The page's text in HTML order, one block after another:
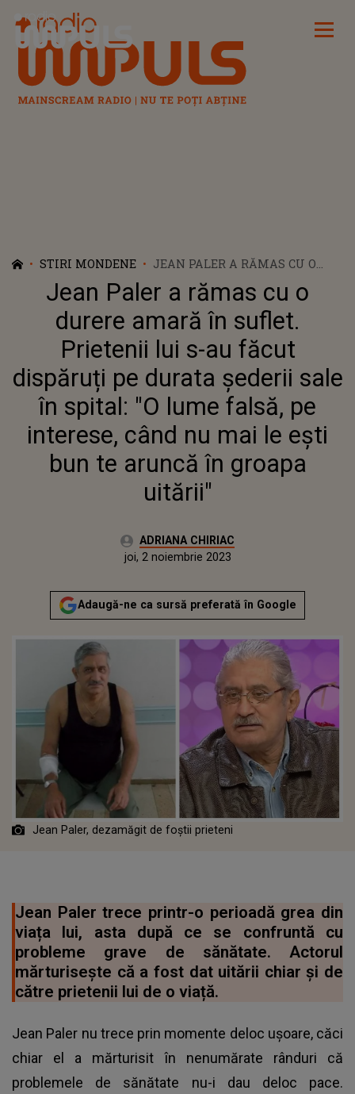
Radio Impuls
STIRI MONDENE
JEAN PALER A RĂMAS CU O
DURERE AMARĂ ÎN SUFLET.
PRIETENII LUI S-AU FĂCUT
DISPĂRUȚI PE DURATA ȘEDERII
SALE ÎN SPITAL: "O LUME
FALSĂ, PE INTERESE, CÂND NU
MAI LE EȘTI BUN TE ARUNCĂ
ÎN GROAPA UITĂRII"
Jean Paler a rămas cu o
durere amară în suflet.
Prietenii lui s-au făcut
dispăruți pe durata șederii sale
în spital: "O lume falsă, pe
interese, când nu mai le ești
bun te aruncă în groapa
uitării"
Autor:ADRIANA CHIRIAC
Actualizat:
joi, 2 noiembrie 2023
Adaugă-ne ca sursă preferată în Google
Jean Paler, dezamăgit de foștii prieteni
Jean Paler trece printr-o perioadă grea din
viața lui, asta după ce se confruntă cu
probleme grave de sănătate. Actorul
mărturisește că a fost dat uitării chiar și de
către prietenii lui de o viață.
Jean Paler nu trece prin momente deloc ușoare, căci
chiar el a mărturisit în nenumărate rânduri că
problemele de sănătate nu-i dau deloc pace.